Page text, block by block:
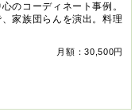
のコーディネート事例。
家族団らんを演出。料理
月額：30,500円